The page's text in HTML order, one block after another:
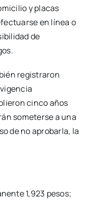
y placas
en línea o
de
registraron
cinco años
someterse a una
de no aprobarla, la
1,923 pesos;